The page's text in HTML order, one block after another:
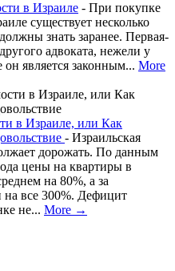
в Израиле - При покупке
существует несколько
знать заранее. Первая-
адвоката, нежели у
является законным... More
в Израиле, или Как
- Израильская
дорожать. По данным
цены на квартиры в
на 80%, а за
на все 300%. Дефицит
не... More →